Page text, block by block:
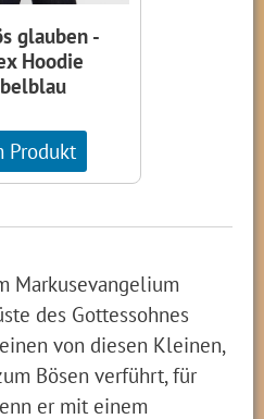
glauben -
Hoodie
Produkt
Markusevangelium
des Gottessohnes
von diesen Kleinen,
Bösen verführt, für
er mit einem